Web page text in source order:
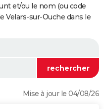
et/ou le nom (ou code
Velars-sur-Ouche dans le
Mise à jour le 04/08/26